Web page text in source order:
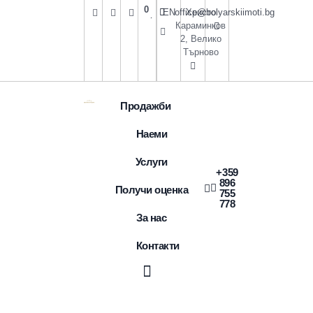
0 EN
Христо
Караминков
2, Велико
Търново
office@bolyarskiimoti.bg
Продажби
Наеми
Услуги
Получи оценка
За нас
Контакти
+359
896
755
778